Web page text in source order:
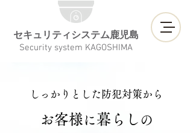
セキュリティシステム鹿児島
Security system KAGOSHIMA
しっかりとした防犯対策から
お客様 に 暮らし の